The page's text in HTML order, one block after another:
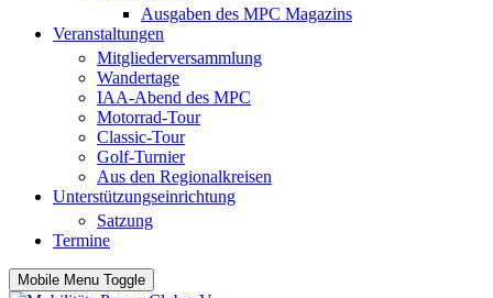
Ausgaben des MPC Magazins
Veranstaltungen
Mitgliederversammlung
Wandertage
IAA-Abend des MPC
Motorrad-Tour
Classic-Tour
Golf-Turnier
Aus den Regionalkreisen
Unterstützungseinrichtung
Satzung
Termine
Mobile Menu Toggle